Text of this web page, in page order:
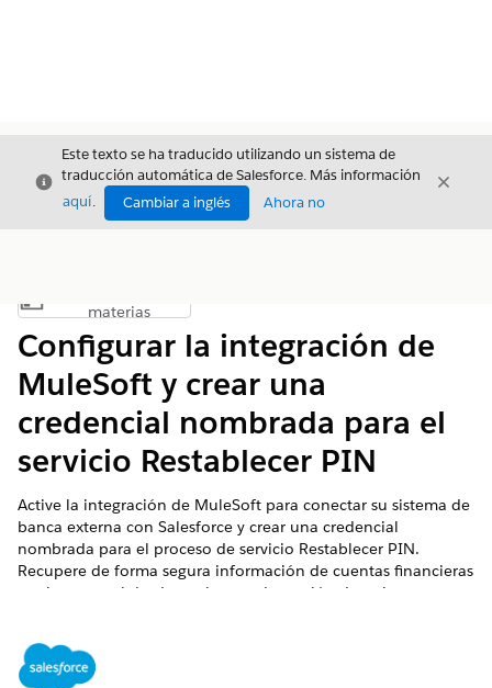
Cerrar
Este texto se ha traducido utilizando un sistema de
traducción automática de Salesforce. Más información
aquí. Cambiar a inglés Ahora no
Cerrar
Mostrar índice de materias
materias
Configurar la integración de
MuleSoft y crear una
credencial nombrada para el
servicio Restablecer PIN
Active la integración de MuleSoft para conectar su sistema de
banca externa con Salesforce y crear una credencial
nombrada para el proceso de servicio Restablecer PIN.
Recupere de forma segura información de cuentas financieras
en tiempo real desde su sistema de gestión de tarjetas
EDICIONES NECESARIAS